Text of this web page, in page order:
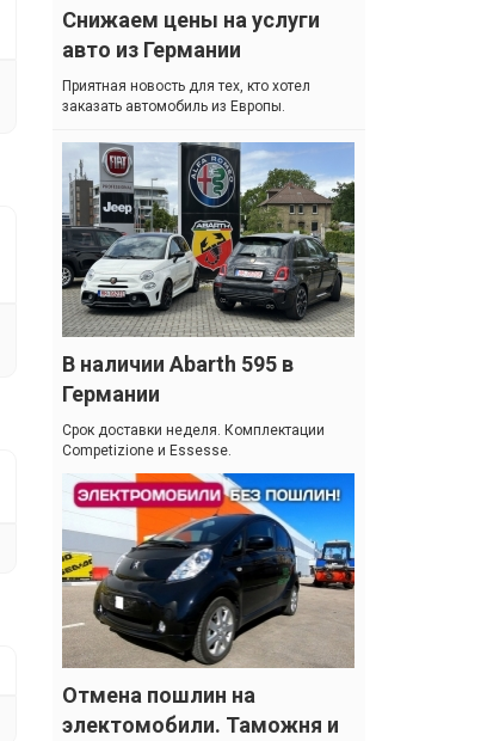
Снижаем цены на услуги
авто из Германии
Приятная новость для тех, кто хотел
заказать автомобиль из Европы.
В наличии Abarth 595 в
Германии
Cрок доставки неделя. Комплектации
Competizione и Essesse.
Отмена пошлин на
электомобили. Таможня и